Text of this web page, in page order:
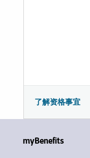
了解资格事宜
myBenefits